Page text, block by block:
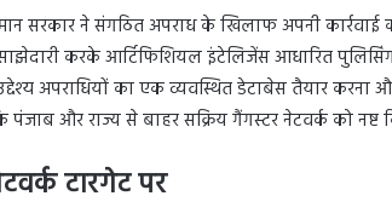
सरकार ने संगठित अपराध के खिलाफ अपनी
करके आर्टिफिशियल इंटेलिजेंस आधारित
अपराधियों का एक व्यवस्थित डेटाबेस तैयार करना और
और राज्य से बाहर सक्रिय गैंगस्टर नेटवर्क को नष्ट
टारगेट पर